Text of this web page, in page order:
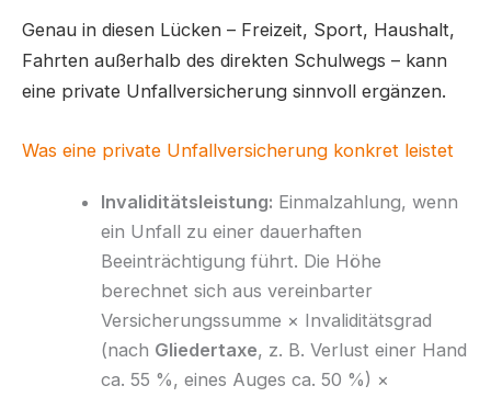
Genau in diesen Lücken – Freizeit, Sport, Haushalt,
Fahrten außerhalb des direkten Schulwegs – kann
eine private Unfallversicherung sinnvoll ergänzen.
Was eine private Unfallversicherung konkret leistet
Invaliditätsleistung: Einmalzahlung, wenn
ein Unfall zu einer dauerhaften
Beeinträchtigung führt. Die Höhe
berechnet sich aus vereinbarter
Versicherungssumme × Invaliditätsgrad
(nach Gliedertaxe, z. B. Verlust einer Hand
ca. 55 %, eines Auges ca. 50 %) ×